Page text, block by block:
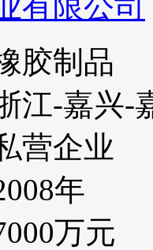
胶制品
江-嘉兴-
营企业
年
万元